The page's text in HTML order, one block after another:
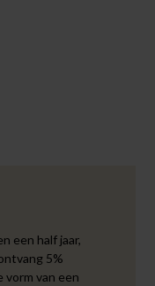
een half jaar,
5%
vorm van een